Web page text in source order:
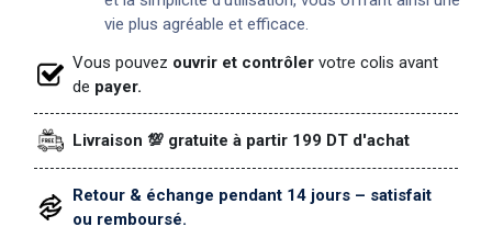
vie plus agréable et efficace.
Vous pouvez ouvrir et contrôler votre colis avant
de payer.
Livraison 💯 gratuite à partir 199 DT d'achat
Retour & échange pendant 14 jours – satisfait
ou remboursé.